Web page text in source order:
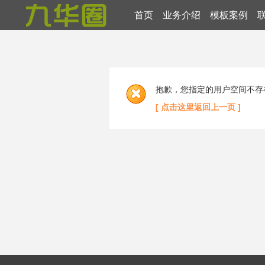
首页 业务介绍 模板案例
抱歉，您指定的用户空间不存
[ 点击这里返回上一页 ]